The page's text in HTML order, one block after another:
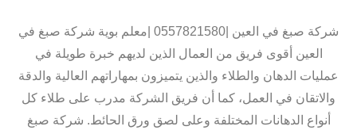
شركة صبغ في العين |0557821580 |معلم بوية شركة صبغ في
العين أقوى فريق من العمال الذين لديهم خبرة طويلة في
عمليات الدهان والطلاء والذين يتميزون بمهاراتهم العالية والدقة
والاتقان في العمل، كما أن فريق الشركة مدرب على طلاء كل
أنواع الدهانات المختلفة وعلى لصق ورق الحائط. شركة صبغ